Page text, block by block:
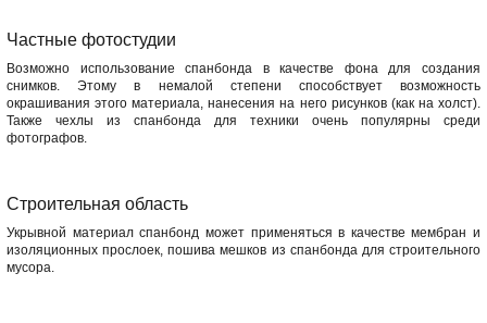
Частные фотостудии
Возможно использование спанбонда в качестве фона для создания
снимков. Этому в немалой степени способствует возможность
окрашивания этого материала, нанесения на него рисунков (как на холст).
Также чехлы из спанбонда для техники очень популярны среди
фотографов.
Строительная область
Укрывной материал спанбонд может применяться в качестве мембран и
изоляционных прослоек, пошива мешков из спанбонда для строительного
мусора.